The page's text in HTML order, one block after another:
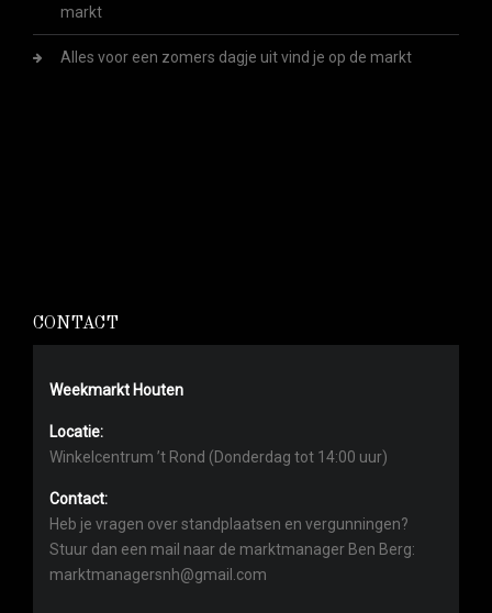
markt
Alles voor een zomers dagje uit vind je op de markt
CONTACT
Weekmarkt Houten
Locatie:
Winkelcentrum ’t Rond (Donderdag tot 14:00 uur)
Contact:
Heb je vragen over standplaatsen en vergunningen?
Stuur dan een mail naar de marktmanager Ben Berg:
marktmanagersnh@gmail.com